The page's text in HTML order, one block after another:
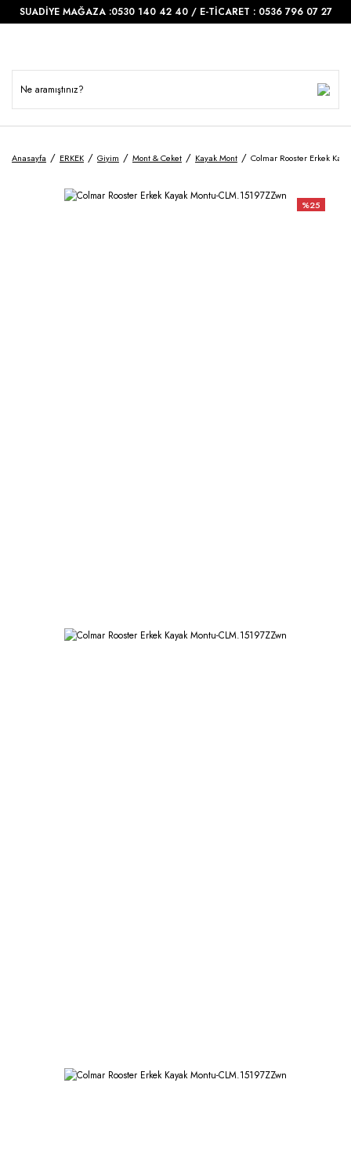
SUADİYE MAĞAZA :0530 140 42 40 / E-TİCARET : 0536 796 07 27
Anasayfa ERKEK Giyim Mont & Ceket Kayak Mont Colmar Rooster Erkek
%25